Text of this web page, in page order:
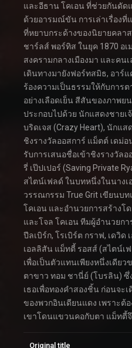
และอีธาน โคเอน ที่ช่วยกันดั
ด้วยอารมณ์ขัน การเล่าเรื่อง
ที่หยาบกระด้างของนิยายคลา
ชาร์ลส์ พอร์ทิส ในยุค 1870 อเ
สงครามกลางเมืองมา และคน
เดินทางมายังฟอร์ทสมิธ, อาร์
ร้องความเป็นธรรมให้กับการ
อย่างเลือดเย็น สีสันของภาพย
ประกอบไปด้วย นักแสดงชายเ
บริดเจส (Crazy Heart), นักแ
ชิงรางวัลออสการ์ แม็ตต์ เดม่
รับการเสนอชื่อเข้าชิงรางวัล
รี่ เป๊ปเปอร์ (Saving Private
สไตน์เฟลด์ ในบทหนึ่งในนางเ
วรรณกรรม True Grit เขียนบ
โคเอน และอำนวยการสร้างโ
และโจล โคเอน ทีมผู้อำนวยก
ปีลเบิร์ก, โรเบิร์ต กราฟ, เดวิด
เอลลิสัน แม็ทตี้ รอสส์ (สไตน์เ
เพื่อเป็นตัวแทนเพียงหนึ่งเดีย
ตาขาว ทอม ชานี่ย์ (โบรลิน)
เธอเพื่อทองคำสองชิ้น ก่อนจะ
ของพวกอินเดียนแดง เพราะต้
เขาโดนแขวนคอกับตา แม็ทตี้
Original title